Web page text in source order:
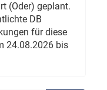
(Oder) geplant.
DB
für diese
24.08.2026 bis